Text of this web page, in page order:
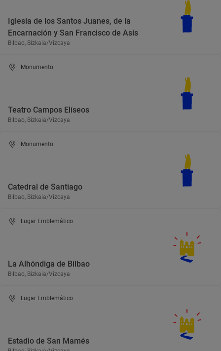
Iglesia de los Santos Juanes, de la
Encarnación y San Francisco de Asís
Bilbao, Bizkaia/Vizcaya
Monumento
Teatro Campos Elíseos
Bilbao, Bizkaia/Vizcaya
Monumento
Catedral de Santiago
Bilbao, Bizkaia/Vizcaya
Lugar Emblemático
La Alhóndiga de Bilbao
Bilbao, Bizkaia/Vizcaya
Lugar Emblemático
Estadio de San Mamés